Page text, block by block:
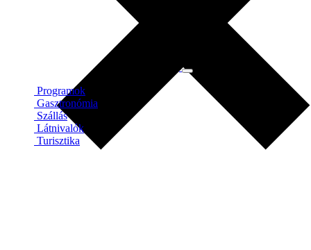
Programok
Gasztronómia
Szállás
Látnivalók
Turisztika